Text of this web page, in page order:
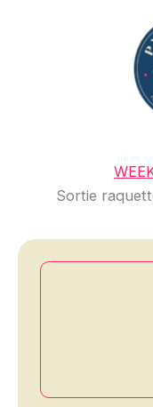
Sortie